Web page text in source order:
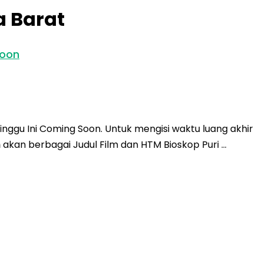
Barat
Ini Coming Soon. Untuk mengisi waktu luang akhir
berbagai Judul Film dan HTM Bioskop Puri …